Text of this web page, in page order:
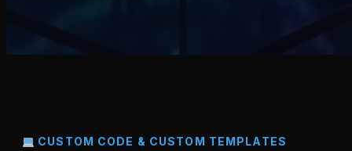
CUSTOM CODE & CUSTOM TEMPLATES